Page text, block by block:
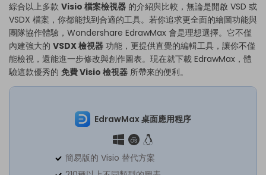
綜合以上多款 Visio 檔案檢視器 的介紹與比較，無論是開啟 VSD 或
VSDX 檔案，你都能找到合適的工具。若你追求更全面的繪圖功能與
團隊協作體驗，Wondershare EdrawMax 會是理想選擇。它不僅
內建強大的 VSDX 檢視器 功能，更提供直覺的編輯工具，讓你不僅
能檢視，還能進一步修改與創作圖表。現在就下載 EdrawMax，體
驗這款優秀的 免費 Visio 檢視器 所帶來的便利。
EdrawMax 桌面應用程序
簡易版的 Visio 替代方案